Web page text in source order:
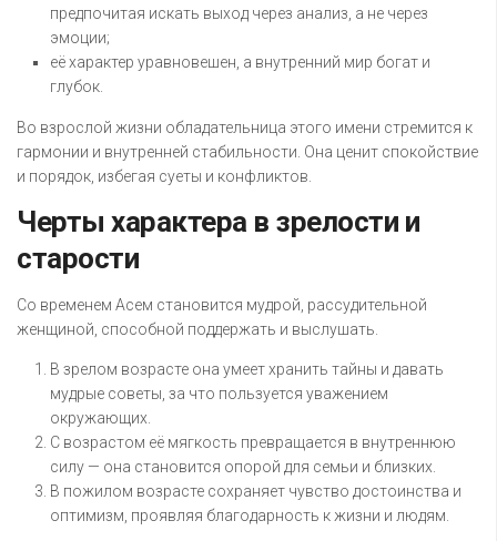
предпочитая искать выход через анализ, а не через
эмоции;
её характер уравновешен, а внутренний мир богат и
глубок.
Во взрослой жизни обладательница этого имени стремится к
гармонии и внутренней стабильности. Она ценит спокойствие
и порядок, избегая суеты и конфликтов.
Черты характера в зрелости и
старости
Со временем Асем становится мудрой, рассудительной
женщиной, способной поддержать и выслушать.
В зрелом возрасте она умеет хранить тайны и давать
мудрые советы, за что пользуется уважением
окружающих.
С возрастом её мягкость превращается в внутреннюю
силу — она становится опорой для семьи и близких.
В пожилом возрасте сохраняет чувство достоинства и
оптимизм, проявляя благодарность к жизни и людям.